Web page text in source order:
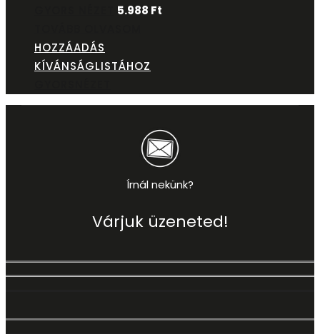
5.988 Ft
HOZZÁADÁS
KÍVÁNSÁGLISTÁHOZ
Írnál nekünk?
Várjuk üzeneted!